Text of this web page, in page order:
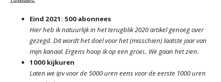
Eind 2021: 500 abonnees
Hier heb ik natuurlijk in het terugblik 2020 artikel genoeg over
gezegd. Dit wordt het doel voor het (misschien) laatste jaar van
mijn kanaal. Ergens hoop ik op een groei.. We gaan het zien.
1000 kijkuren
Laten we ipv voor de 5000 uren eens voor de eerste 1000 uren